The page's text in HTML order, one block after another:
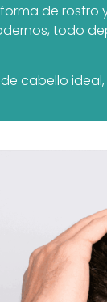
de rostro
todo
cabello ideal,